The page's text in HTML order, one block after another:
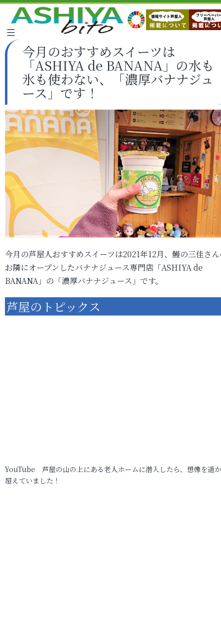
今月のおすすめスイーツは
「ASHIYA de BANANA」の水も
氷も使わない、「濃厚バナナジュ
ース」です！
今月の芦屋人おすすめスイーツは2021年12月、鰻の三佳さ
お隣にオープンしたバナナジュース専門店「ASHIYA de
BANANA」の「濃厚バナナジュース」です。
芦屋のトピックス
YouTube 芦屋の山の上にある老人ホームに潜入したら、想像を遥
超えていました！